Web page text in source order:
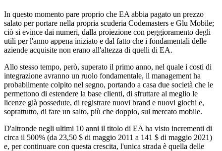
In questo momento pare proprio che EA abbia pagato un prezzo
salato per portare nella propria scuderia Codemasters e Glu Mobile;
ciò si evince dai numeri, dalla proiezione con peggioramento degli
utili per l'anno appena iniziato e dal fatto che i fondamentali delle
aziende acquisite non erano all'altezza di quelli di EA.
Allo stesso tempo, però, superato il primo anno, nel quale i costi di
integrazione avranno un ruolo fondamentale, il management ha
probabilmente colpito nel segno, portando a casa due società che le
permettono di estendere la base clienti, di sfruttare al meglio le
licenze già possedute, di registrare nuovi brand e nuovi giochi e,
soprattutto, di fare un salto, più che doppio, sul mercato mobile.
D'altronde negli ultimi 10 anni il titolo di EA ha visto incrementi di
circa il 500% (da 23,50 $ di maggio 2011 a 141 $ di maggio 2021)
e, per continuare con questa crescita, l'unica strada è quella delle